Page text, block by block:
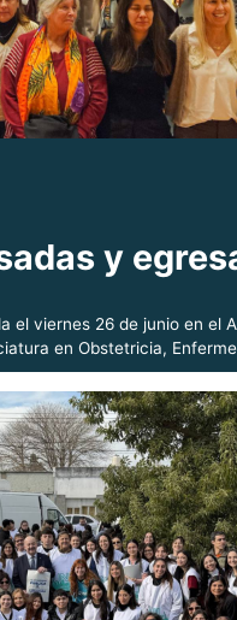
y
el viernes 26 de junio en
en Obstetricia,